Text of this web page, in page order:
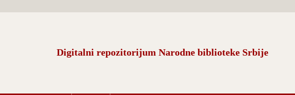
Digitalni repozitorijum Narodne biblioteke Srbije